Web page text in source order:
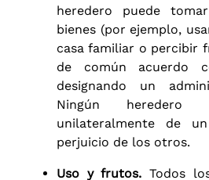
heredero puede
bienes (por ejemplo,
casa familiar o percibir
de común acuerdo
designando un
Ningún heredero
unilateralmente de
perjuicio de los otros.
Uso y frutos. Todos